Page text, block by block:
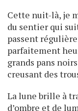
Cette nuit-là, je
du sentier qui
passent
parfaitement
grands pans
creusant des
La lune brille à
d’ombre et de